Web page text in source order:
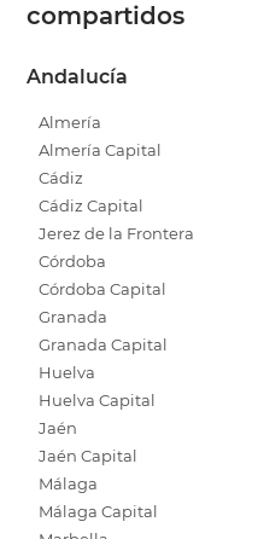
compartidos
Andalucía
Almería
Almería Capital
Cádiz
Cádiz Capital
Jerez de la Frontera
Córdoba
Córdoba Capital
Granada
Granada Capital
Huelva
Huelva Capital
Jaén
Jaén Capital
Málaga
Málaga Capital